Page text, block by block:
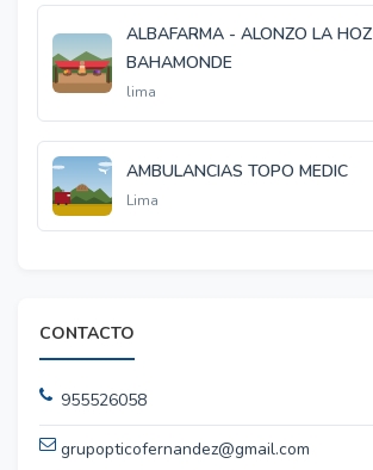
ALBAFARMA - ALONZO LA HOZ
BAHAMONDE
lima
AMBULANCIAS TOPO MEDIC
Lima
CONTACTO
955526058
grupopticofernandez@gmail.com